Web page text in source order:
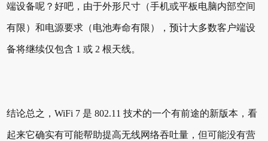
端设备呢？好吧，由于外形尺寸（手机或平板电脑内部空间
有限）和电源要求（电池寿命有限），预计大多数客户端设
备将继续仅包含 1 或 2 根天线。
结论总之，WiFi 7 是 802.11 技术的一个有前途的新版本，看
起来它确实有可能帮助提高无线网络吞吐量，但可能没有营